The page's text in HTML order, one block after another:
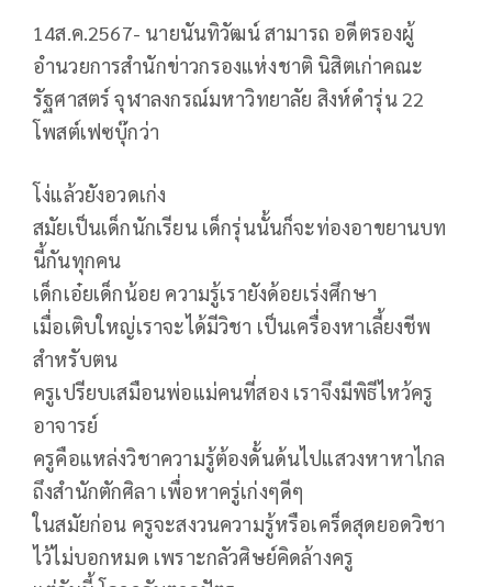
14ส.ค.2567- นายนันทิวัฒน์ สามารถ อดีตรองผู้
อำนวยการสำนักข่าวกรองแห่งชาติ นิสิตเก่าคณะ
รัฐศาสตร์ จุฬาลงกรณ์มหาวิทยาลัย สิงห์ดำรุ่น 22
โพสต์เฟซบุ๊กว่า
โง่แล้วยังอวดเก่ง
สมัยเป็นเด็กนักเรียน เด็กรุ่นนั้นก็จะท่องอาขยานบท
นี้กันทุกคน
เด็กเอ๋ยเด็กน้อย ความรู้เรายังด้อยเร่งศึกษา
เมื่อเติบใหญ่เราจะได้มีวิชา เป็นเครื่องหาเลี้ยงชีพ
สำหรับตน
ครูเปรียบเสมือนพ่อแม่คนที่สอง เราจึงมีพิธีไหว้ครู
อาจารย์
ครูคือแหล่งวิชาความรู้ต้องดั้นด้นไปแสวงหาหาไกล
ถึงสำนักตักศิลา เพื่อหาครู่เก่งๆดีๆ
ในสมัยก่อน ครูจะสงวนความรู้หรือเคร็ดสุดยอดวิชา
ไว้ไม่บอกหมด เพราะกลัวศิษย์คิดล้างครู